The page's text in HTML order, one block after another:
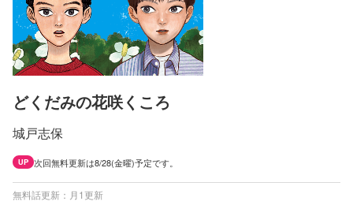
どくだみの花咲くころ
城戸志保
UP 次回無料更新は8/28(金曜)予定です。
無料話更新：月1更新